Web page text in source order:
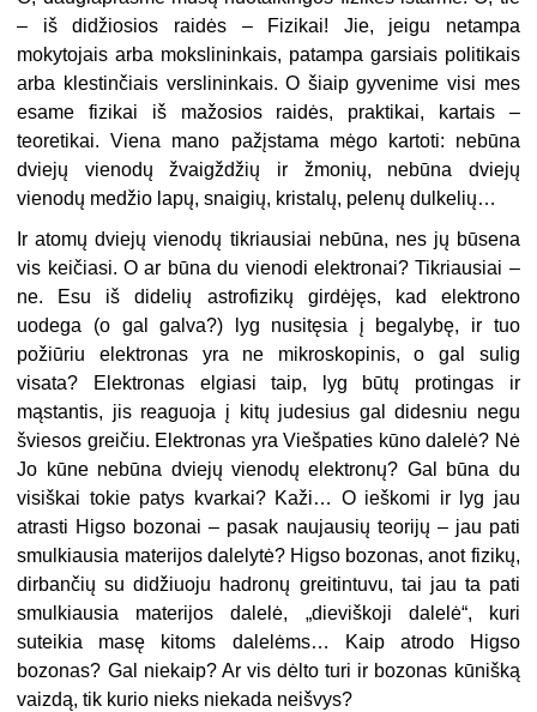
– iš didžiosios raidės – Fizikai! Jie, jeigu netampa
mokytojais arba mokslininkais, patampa garsiais politikais
arba klestinčiais verslininkais. O šiaip gyvenime visi mes
esame fizikai iš mažosios raidės, praktikai, kartais –
teoretikai. Viena mano pažįstama mėgo kartoti: nebūna
dviejų vienodų žvaigždžių ir žmonių, nebūna dviejų
vienodų medžio lapų, snaigių, kristalų, pelenų dulkelių…
Ir atomų dviejų vienodų tikriausiai nebūna, nes jų būsena
vis keičiasi. O ar būna du vienodi elektronai? Tikriausiai –
ne. Esu iš didelių astrofizikų girdėjęs, kad elektrono
uodega (o gal galva?) lyg nusitęsia į begalybę, ir tuo
požiūriu elektronas yra ne mikroskopinis, o gal sulig
visata? Elektronas elgiasi taip, lyg būtų protingas ir
mąstantis, jis reaguoja į kitų judesius gal didesniu negu
šviesos greičiu. Elektronas yra Viešpaties kūno dalelė? Nė
Jo kūne nebūna dviejų vienodų elektronų? Gal būna du
visiškai tokie patys kvarkai? Kaži… O ieškomi ir lyg jau
atrasti Higso bozonai – pasak naujausių teorijų – jau pati
smulkiausia materijos dalelytė? Higso bozonas, anot fizikų,
dirbančių su didžiuoju hadronų greitintuvu, tai jau ta pati
smulkiausia materijos dalelė, „dieviškoji dalelė“, kuri
suteikia masę kitoms dalelėms… Kaip atrodo Higso
bozonas? Gal niekaip? Ar vis dėlto turi ir bozonas kūnišką
vaizdą, tik kurio nieks niekada neišvys?